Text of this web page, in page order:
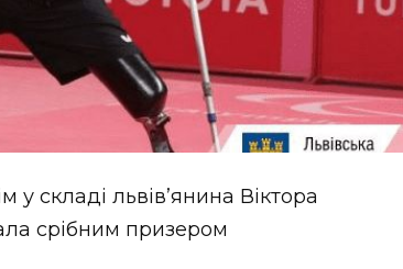
у складі львів’янина Віктора
срібним призером